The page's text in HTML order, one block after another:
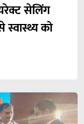
सेलिंग
को